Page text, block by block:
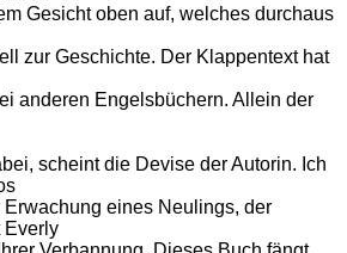
Gesicht oben auf, welches durchaus
zur Geschichte. Der Klappentext hat
anderen Engelsbüchern. Allein der
scheint die Devise der Autorin. Ich
eines Neulings, der
Everly